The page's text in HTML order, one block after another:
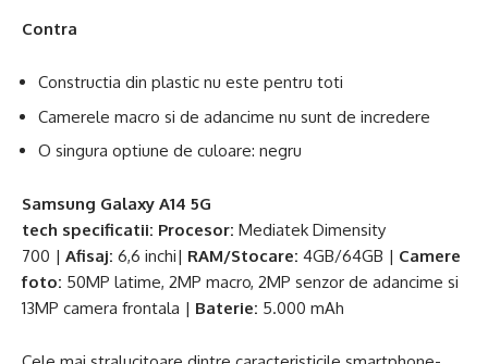
Contra
Constructia din plastic nu este pentru toti
Camerele macro si de adancime nu sunt de incredere
O singura optiune de culoare: negru
Samsung Galaxy A14 5G
tech specificatii: Procesor: Mediatek Dimensity
700 | Afisaj: 6,6 inchi| RAM/Stocare: 4GB/64GB | Camere
foto: 50MP latime, 2MP macro, 2MP senzor de adancime si
13MP camera frontala | Baterie: 5.000 mAh